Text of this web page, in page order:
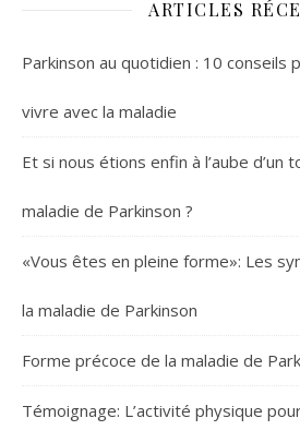
ARTICLES
Parkinson au quotidien : 10 conseils
vivre avec la maladie
Et si nous étions enfin à l’aube d’un
maladie de Parkinson ?
«Vous êtes en pleine forme»: Les
la maladie de Parkinson
Forme précoce de la maladie de
Témoignage: L’activité physique